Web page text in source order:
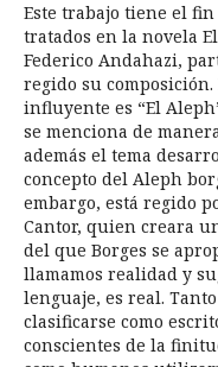
Este trabajo tiene el
tratados en la novela
Federico Andahazi,
regido su composición.
influyente es “El
se menciona de
además el tema
concepto del Aleph
embargo, está regido
Cantor, quien creara
del que Borges se
llamamos realidad y
lenguaje, es real.
clasificarse como
conscientes de la